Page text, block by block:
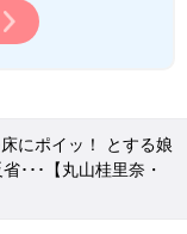
にポイッ！ とする娘
･･･【丸山桂里奈・